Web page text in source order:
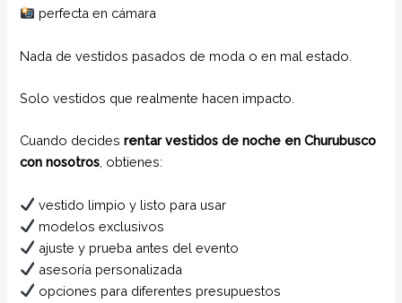
perfecta en cámara
Nada de vestidos pasados de moda o en mal estado.
Solo vestidos que realmente hacen impacto.
Cuando decidesrentar vestidos de noche en Churubusco
con nosotros , obtienes:
vestido limpio y listo para usar
modelos exclusivos
ajuste y prueba antes del evento
asesoría personalizada
opciones para diferentes presupuestos